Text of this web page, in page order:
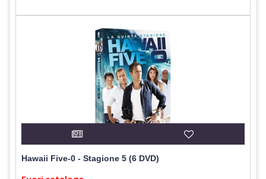
Hawaii Five-0 - Stagione 5 (6 DVD)